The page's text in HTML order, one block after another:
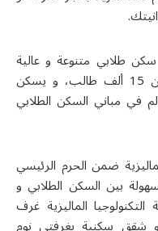
طلابي متنوعة و عالية
الجودة، حيث تستوعب ما لا يقل عن 15 ألف طالب، و يسكن
في العالم في مباني السكن الطلابي
ضمن الحرم الرئيسي
بين السكن الطلابي و
الماليزية غرف